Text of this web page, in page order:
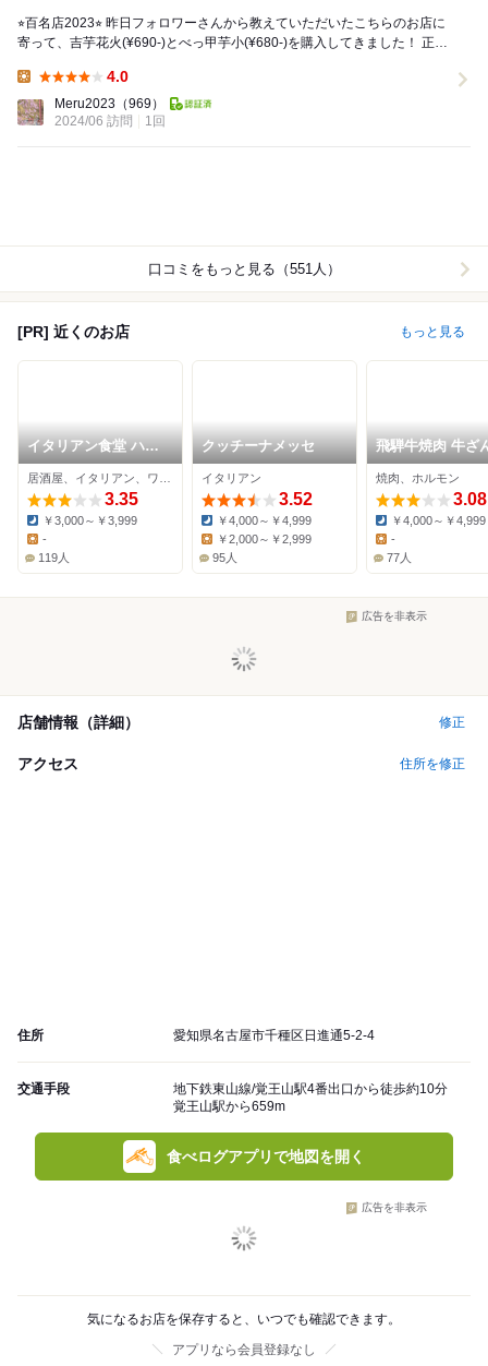
⭐︎百名店2023⭐︎ 昨日フォロワーさんから教えていただいたこちらのお店に
寄って、吉芋花火(¥690-)とべっ甲芋小(¥680-)を購入してきました！ 正直
4.0
Meru2023 （969）
2024/06 訪問
1回
口コミをもっと見る（551人）
[PR] 近くのお店 もっと見る
イタリアン食堂 ハマ
キン
3.35
Dinner:
￥3,000～￥3,999
-
119人
クッチーナメッセ
イタリアン
3.52
Dinner:
￥4,000～￥4,999
Lunch:
￥2,000～￥2,999
95人
飛騨牛焼肉 牛ざ
い 本山店
焼肉、ホルモン
3.08
Dinner:
￥4,000～￥4,999
Lunch:
-
77人
広告を非表示
店舗情報（詳細） 修正
アクセス 住所を修正
住所 愛知県名古屋市千種区日進通5-2-4
交通手段
地下鉄東山線/覚王山駅4番出口から徒歩約10分
覚王山駅から659m
食べログアプリで地図を開く
広告を非表示
気になるお店を保存すると、いつでも確認できます。
アプリなら会員登録なし